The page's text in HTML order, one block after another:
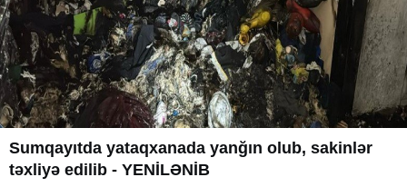
Sumqayıtda yataqxanada yanğın olub, sakinlər
təxliyə edilib - YENİLƏNİB